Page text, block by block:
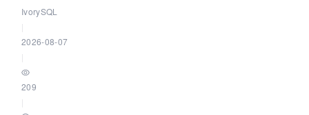
核——我们改得动吗？我们贡献了什么？
IvorySQL
2026-08-07
209